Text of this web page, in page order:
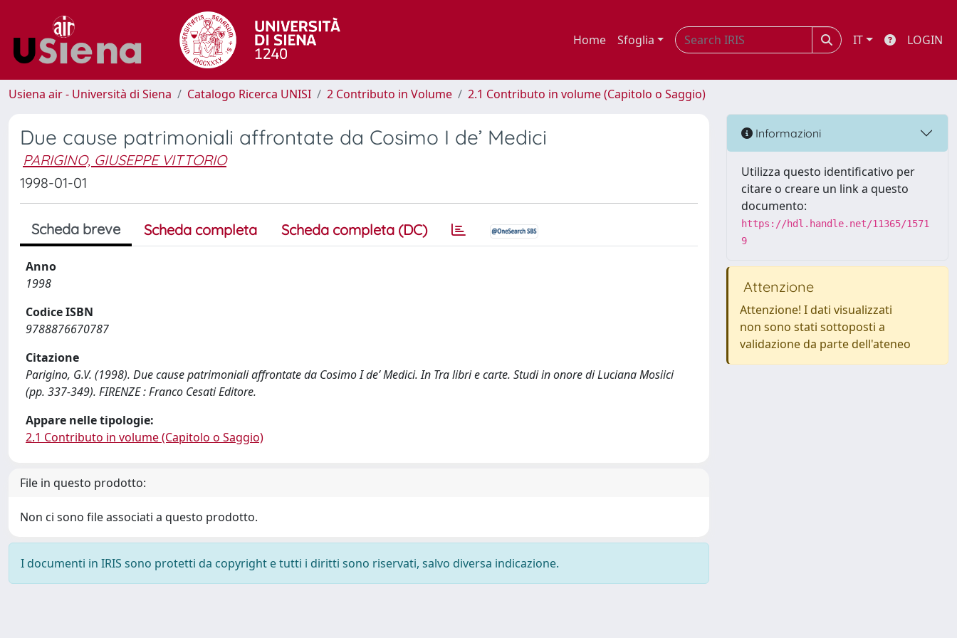
Home Sfoglia IT LOGIN
Usiena air - Università di Siena Catalogo Ricerca UNISI 2 Contributo in Volume 2.1 Contributo in volume (Capitolo o Saggio)
Due cause patrimoniali affrontate da Cosimo I de’ Medici
PARIGINO, GIUSEPPE VITTORIO
1998-01-01
Scheda breve Scheda completa Scheda completa (DC)
Anno
1998
Codice ISBN
9788876670787
Citazione
Parigino, G.V. (1998). Due cause patrimoniali affrontate da Cosimo I de’ Medici. In Tra libri e carte. Studi in onore di Luciana Mosiici
(pp. 337-349). FIRENZE : Franco Cesati Editore.
Appare nelle tipologie:
2.1 Contributo in volume (Capitolo o Saggio)
File in questo prodotto:
Non ci sono file associati a questo prodotto.
I documenti in IRIS sono protetti da copyright e tutti i diritti sono riservati, salvo diversa indicazione.
Informazioni
Utilizza questo identificativo per
citare o creare un link a questo
documento:
https://hdl.handle.net/11365/1571
9
Attenzione
Attenzione! I dati visualizzati
non sono stati sottoposti a
validazione da parte dell'ateneo